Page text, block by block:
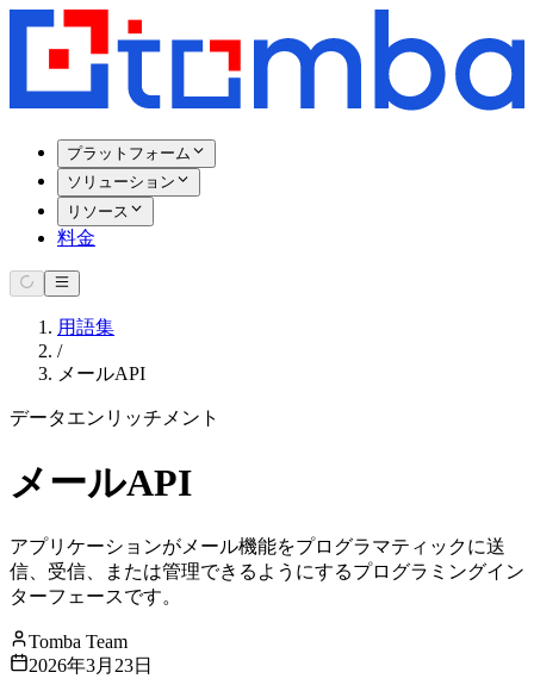
プラットフォーム
ソリューション
リソース
料金
用語集
/
メールAPI
データエンリッチメント
メールAPI
アプリケーションがメール機能をプログラマティックに送
信、受信、または管理できるようにするプログラミングイン
ターフェースです。
Tomba Team
2026年3月23日